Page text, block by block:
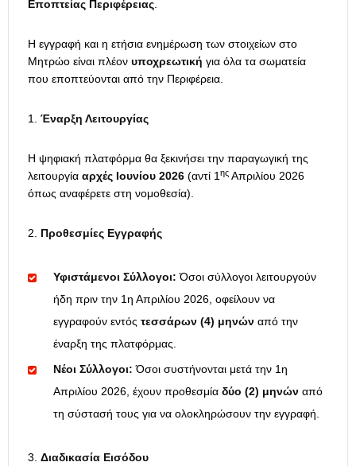
Εποπτείας Περιφέρειας.
Η εγγραφή και η ετήσια ενημέρωση των στοιχείων στο
Μητρώο είναι πλέον υποχρεωτική για όλα τα σωματεία
που εποπτεύονται από την Περιφέρεια.
Έναρξη Λειτουργίας
Η ψηφιακή πλατφόρμα θα ξεκινήσει την παραγωγική της
λειτουργία αρχές Ιουνίου 2026 (αντί 1ης Απριλίου 2026
όπως αναφέρετε στη νομοθεσία).
Προθεσμίες Εγγραφής
Υφιστάμενοι Σύλλογοι: Όσοι σύλλογοι λειτουργούν
ήδη πριν την 1η Απριλίου 2026, οφείλουν να
εγγραφούν εντός τεσσάρων (4) μηνών από την
έναρξη της πλατφόρμας.
Νέοι Σύλλογοι: Όσοι συστήνονται μετά την 1η
Απριλίου 2026, έχουν προθεσμία δύο (2) μηνών από
τη σύστασή τους για να ολοκληρώσουν την εγγραφή.
Διαδικασία Εισόδου